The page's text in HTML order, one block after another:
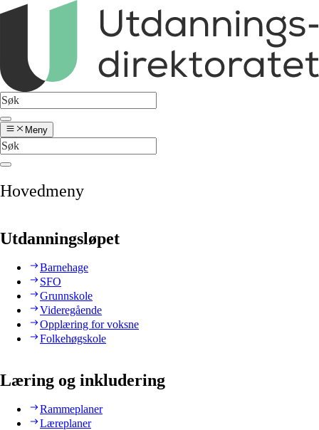
Meny
Hovedmeny
Utdanningsløpet
Barnehage
SFO
Grunnskole
Videregående
Opplæring for voksne
Folkehøgskole
Læring og inkludering
Rammeplaner
Læreplaner